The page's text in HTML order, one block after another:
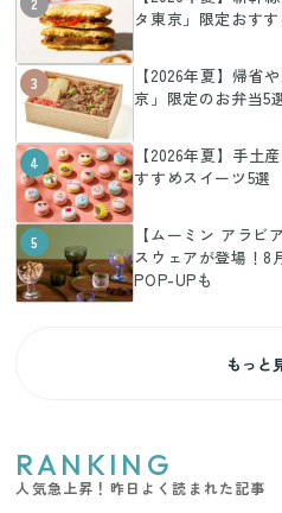
タ東京」限定おす
3
【2026年夏】帰省
京」限定のお弁当5
4
【2026年夏】手土
すすめスイーツ5選
5
【ムーミン アラビ
スウェアが登場！8
POP-UPも
もっと
RANKING
人気急上昇！昨日よく読まれた記事